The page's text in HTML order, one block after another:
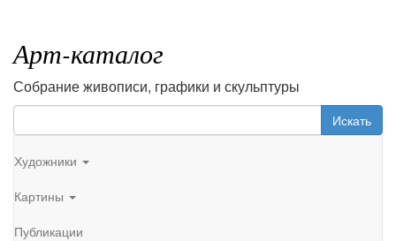
Арт-каталог
Собрание живописи, графики и скульптуры
Искать
Художники
Картины
Публикации